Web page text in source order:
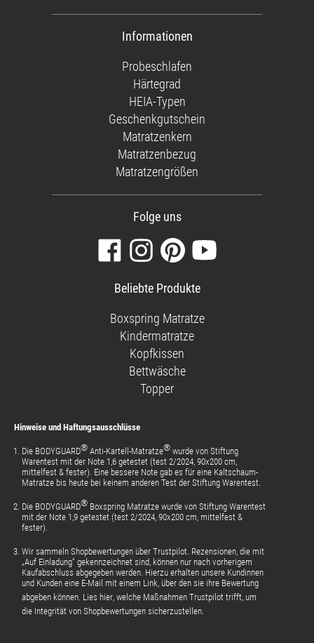
Informationen
Probeschlafen
Härtegrad
HEIA-Typen
Geschenkgutschein
Matratzenkern
Matratzenbezug
Matratzengrößen
Folge uns
Besuchen
Sie
unsere
Seite
Folgen
Sie
uns
Instagram
Finden
Sie
uns
Pinterest
Sehen
Beliebte Produkte
Boxspring Matratze
Kindermatratze
Kopfkissen
Bettwäsche
Topper
Hinweise und Haftungsausschlüsse
Die BODYGUARD® Anti-Kartell-Matratze® wurde von Stiftung
Warentest mit der Note 1,6 getestet (test 2/2024, 90x200 cm,
mittelfest & fester). Eine bessere Note gab es für eine Kaltschaum-
Matratze bis heute bei keinem anderen Test der Stiftung Warentest.
Die BODYGUARD® Boxspring Matratze wurde von Stiftung Warentest
mit der Note 1,9 getestet (test 2/2024, 90x200 cm, mittelfest &
fester).
Wir sammeln Shopbewertungen über Trustpilot. Rezensionen, die mit
„Auf Einladung“ gekennzeichnet sind, können nur nach vorherigem
Kaufabschluss abgegeben werden. Hierzu erhalten unsere Kundinnen
und Kunden eine E-Mail mit einem Link, über den sie ihre Bewertung
abgeben können. Lies hier, welche Maßnahmen Trustpilot trifft, um
die Integrität von Shopbewertungen sicherzustellen.